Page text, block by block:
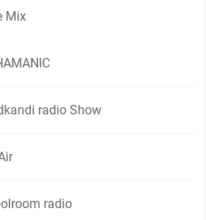
Mix
radio Show
radio